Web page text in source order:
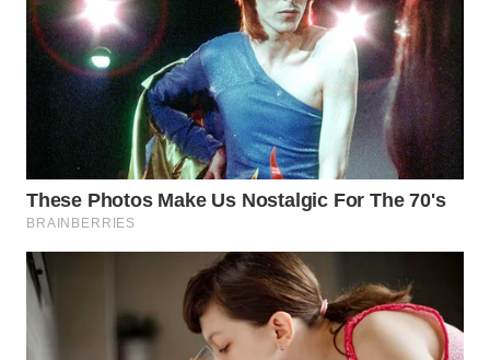
PAKPAK
WN
KARAWANG
WN
BEKASI
WN
BOGOR